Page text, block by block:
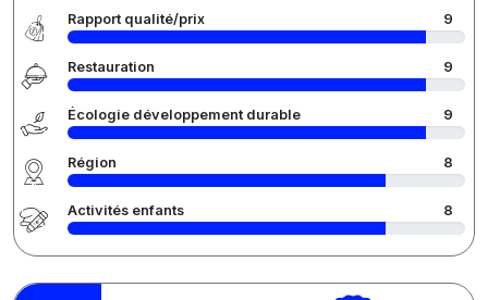
Rapport qualité/prix 9
Restauration 9
Écologie développement durable 9
Région 8
Activités enfants 8